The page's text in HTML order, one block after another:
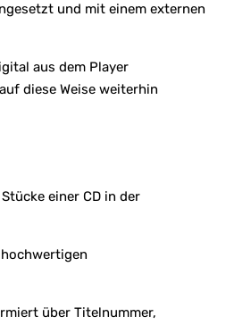
und mit einem externen
aus dem Player
diese Weise weiterhin
einer CD in der
über Titelnummer,